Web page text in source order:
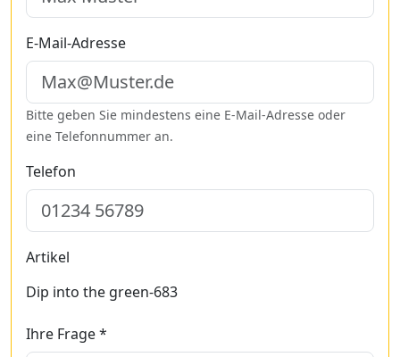
E-Mail-Adresse
Bitte geben Sie mindestens eine E-Mail-Adresse oder
eine Telefonnummer an.
Telefon
Artikel
Dip into the green-683
Ihre Frage *